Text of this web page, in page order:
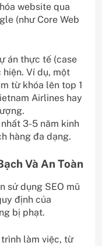
website qua
(như Core Web
án thực tế (case
Ví dụ, một
từ khóa lên top 1
Airlines hay
3-5 năm kinh
hàng đa dạng.
Và An Toàn
sử dụng SEO mũ
định của
bị phạt.
trình làm việc, từ